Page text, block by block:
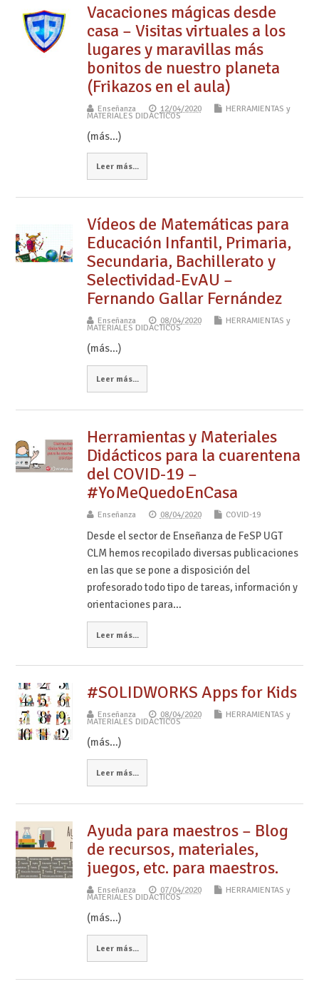
Vacaciones mágicas desde
casa – Visitas virtuales a los
lugares y maravillas más
bonitos de nuestro planeta
(Frikazos en el aula)
Enseñanza 12/04/2020 HERRAMIENTAS y
MATERIALES DIDÁCTICOS
(más…)
Leer más...
Vídeos de Matemáticas para
Educación Infantil, Primaria,
Secundaria, Bachillerato y
Selectividad-EvAU –
Fernando Gallar Fernández
Enseñanza 08/04/2020 HERRAMIENTAS y
MATERIALES DIDÁCTICOS
(más…)
Leer más...
Herramientas y Materiales
Didácticos para la cuarentena
del COVID-19 –
#YoMeQuedoEnCasa
Enseñanza 08/04/2020 COVID-19
Desde el sector de Enseñanza de FeSP UGT
CLM hemos recopilado diversas publicaciones
en las que se pone a disposición del
profesorado todo tipo de tareas, información y
orientaciones para…
Leer más...
#SOLIDWORKS Apps for Kids
Enseñanza 08/04/2020 HERRAMIENTAS y
MATERIALES DIDÁCTICOS
(más…)
Leer más...
Ayuda para maestros – Blog
de recursos, materiales,
juegos, etc. para maestros.
Enseñanza 07/04/2020 HERRAMIENTAS y
MATERIALES DIDÁCTICOS
(más…)
Leer más...